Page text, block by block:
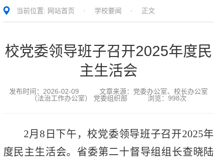
当前位置: 网站首页 · 学校要闻 · 正文
校党委领导班子召开2025年度民
主生活会
发布时间： 2026-02-09 文章来源： 党委办公室、校长办公室
（法治工作办公室） 党委组织部 浏览： 998次
2月8日下午，校党委领导班子召开2025年
度民主生活会。省委第二十督导组组长查晓陆